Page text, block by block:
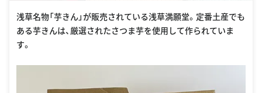
浅草名物「芋きん」が販売されている浅草満願堂。定番土産でも
ある芋きんは、厳選されたさつま芋を使用して作られていま
す。